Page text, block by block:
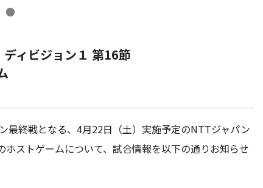
●
ィビジョン１ 第16節
最終戦となる、4月22日（土）実施予定のNTTジャパン
ストゲームについて、試合情報を以下の通りお知らせ